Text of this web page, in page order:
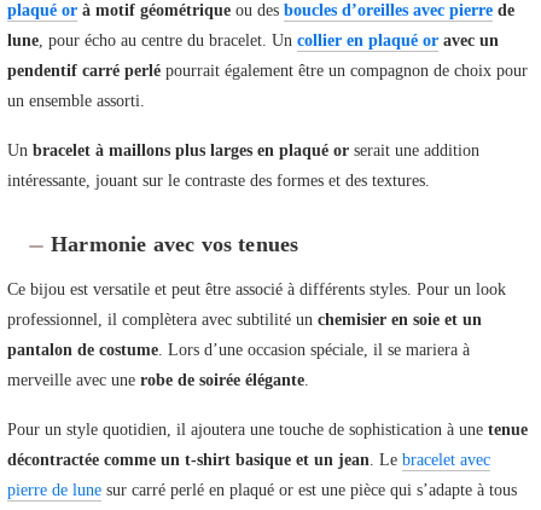
plaqué or à motif géométrique ou des boucles d’oreilles avec pierre de
lune, pour écho au centre du bracelet. Un collier en plaqué or avec un
pendentif carré perlé pourrait également être un compagnon de choix pour
un ensemble assorti.
Un bracelet à maillons plus larges en plaqué or serait une addition
intéressante, jouant sur le contraste des formes et des textures.
Harmonie avec vos tenues
Ce bijou est versatile et peut être associé à différents styles. Pour un look
professionnel, il complètera avec subtilité un chemisier en soie et un
pantalon de costume. Lors d’une occasion spéciale, il se mariera à
merveille avec une robe de soirée élégante.
Pour un style quotidien, il ajoutera une touche de sophistication à une tenue
décontractée comme un t-shirt basique et un jean. Le bracelet avec
pierre de lune sur carré perlé en plaqué or est une pièce qui s’adapte à tous